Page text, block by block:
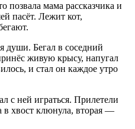
мама рассказчика и
пасёт. Лежит кот,
души. Бегал в соседний
живую крысу, напугал
и стал он каждое утро
с ней играться. Прилетели
хвост клюнула, вторая —